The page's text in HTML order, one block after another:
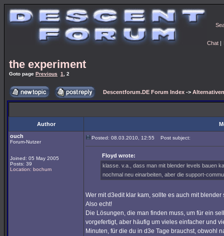
Chat |
the experiment
Goto page Previous 1 2
Descentforum.DE Forum Index ->
Author
ouch
Forum-Nutzer
Joined: 05 May 2005
Posts: 39
Location: bochum
Posted: 08.03.2010, 12:55 Post subject:
Floyd wrote:
klasse. v.a., dass man mit blender levels bauen
nochmal neu einarbeiten, aber die support-
Wer mit d3edit klar kam, sollte es auch mit
Also echt!
Die Lösungen, die man finden muss, um für ein
vorgefertigt, aber häufig um vieles einfacher und
Minuten, für die du in d3e Tage brauchst, obwohl